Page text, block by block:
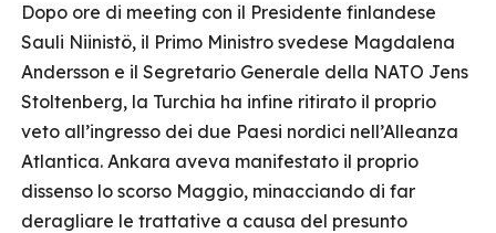
Dopo ore di meeting con il Presidente finlandese
Sauli Niinistö, il Primo Ministro svedese Magdalena
Andersson e il Segretario Generale della NATO Jens
Stoltenberg, la Turchia ha infine ritirato il proprio
veto all’ingresso dei due Paesi nordici nell’Alleanza
Atlantica. Ankara aveva manifestato il proprio
dissenso lo scorso Maggio, minacciando di far
deragliare le trattative a causa del presunto